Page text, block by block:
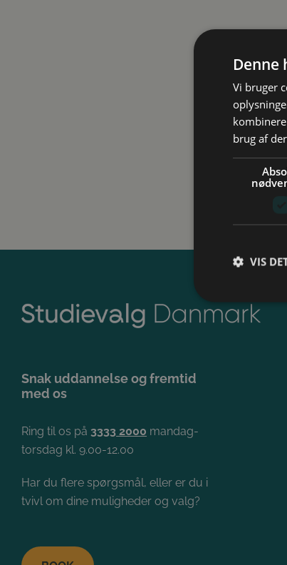
Snak uddannelse og fremtid
med os
Ring til os på 3333 2000 mandag-
torsdag kl. 9.00-12.00
Har du flere spørgsmål, eller er du i
tvivl om dine muligheder og valg?
Denne
Vi bruger
brug af
VIS